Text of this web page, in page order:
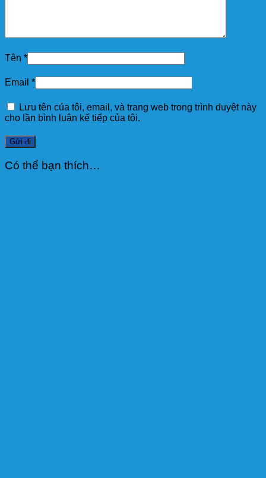
Tên *
Email *
Lưu tên của tôi, email, và trang web trong trình duyệt này
cho lần bình luận kế tiếp của tôi.
Có thể bạn thích…